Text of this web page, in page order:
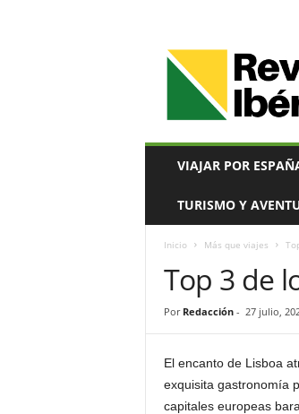
VIAJAR POR
TURISMO Y
Inicio Más que viajes
Top 3 de
Por Redacción- 27 julio,
El encanto de Lisboa
exquisita gastronomía
capitales europeas